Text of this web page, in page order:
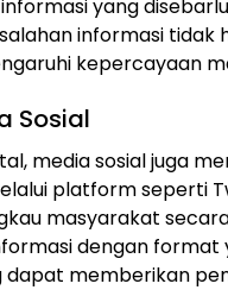
yang
informasi
kepercayaan
Sosial
media sosial juga
platform seperti
masyarakat
dengan
dapat memberikan